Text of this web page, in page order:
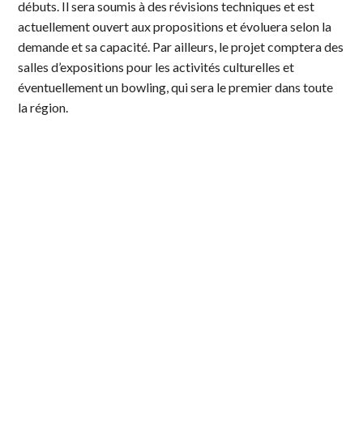
débuts. Il sera soumis à des révisions techniques et est
actuellement ouvert aux propositions et évoluera selon la
demande et sa capacité. Par ailleurs, le projet comptera des
salles d’expositions pour les activités culturelles et
éventuellement un bowling, qui sera le premier dans toute
la région.